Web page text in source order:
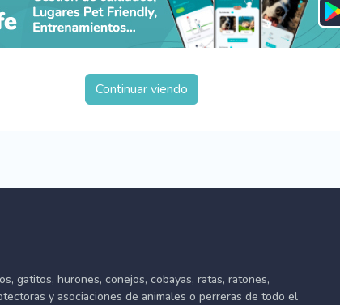
Continuar viendo
gatitos, hurones, conejos, cobayas, ratas, ratones,
y asociaciones de animales o perreras de todo el